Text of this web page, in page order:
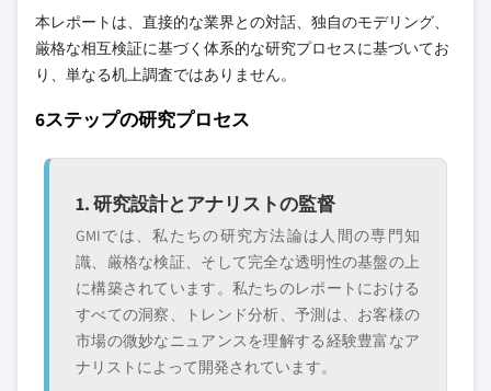
3.7.2.2 溶剤系製品に対する規制圧力
3.8 成長可能性分析
3.9 ポーターの分析
3.10 PESTEL分析
8.6.4 中東およびアフリカその他
るものではありません。
競合環境には以下も含まれる可能性があります
グローバルトップ
域・国内限定のリ
市場アクセスを支
業、スタートアッ
プ、または隣接業
界からの参入者
ドユースに特化し
たニッチプレイヤ
ー
無料カスタマイズ - レポート価値の最大
20%
特定のデータが必要ですか？カスタマイ
本レポートは、直接的な業界との対話、独自のモデリング、
厳格な相互検証に基づく体系的な研究プロセスに基づいてお
り、単なる机上調査ではありません。
6ステップの研究プロセス
1. 研究設計とアナリストの監督
GMIでは、私たちの研究方法論は人間の専門知
識、厳格な検証、そして完全な透明性の基盤の上
に構築されています。私たちのレポートにおける
すべての洞察、トレンド分析、予測は、お客様の
市場の微妙なニュアンスを理解する経験豊富なア
ナリストによって開発されています。